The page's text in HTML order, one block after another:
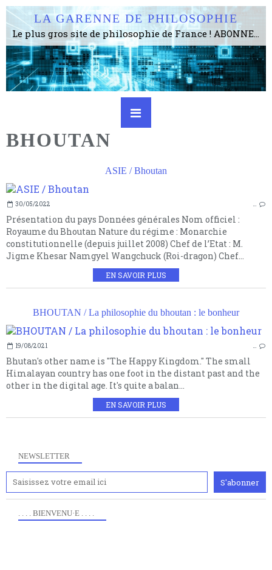
LA GARENNE DE PHILOSOPHIE
Le plus gros site de philosophie de France ! ABONNEZ-VOUS ! 4115 Articles, 1634 abonné·e·s, depuis 2006 . . . . . . . . 2 852 214 pages vues jusqu'à présent. Prestance et être apte à un plus grand nombre de choses.
BHOUTAN
ASIE / Bhoutan
30/05/2022 …
Présentation du pays Données générales Nom officiel :
Royaume du Bhoutan Nature du régime : Monarchie
constitutionnelle (depuis juillet 2008) Chef de l’Etat : M.
Jigme Khesar Namgyel Wangchuck (Roi-dragon) Chef...
EN SAVOIR PLUS
BHOUTAN / La philosophie du bhoutan : le bonheur
19/08/2021 …
Bhutan's other name is "The Happy Kingdom." The small
Himalayan country has one foot in the distant past and the
other in the digital age. It's quite a balan...
EN SAVOIR PLUS
NEWSLETTER
. . . . BIENVENU·E . . . .